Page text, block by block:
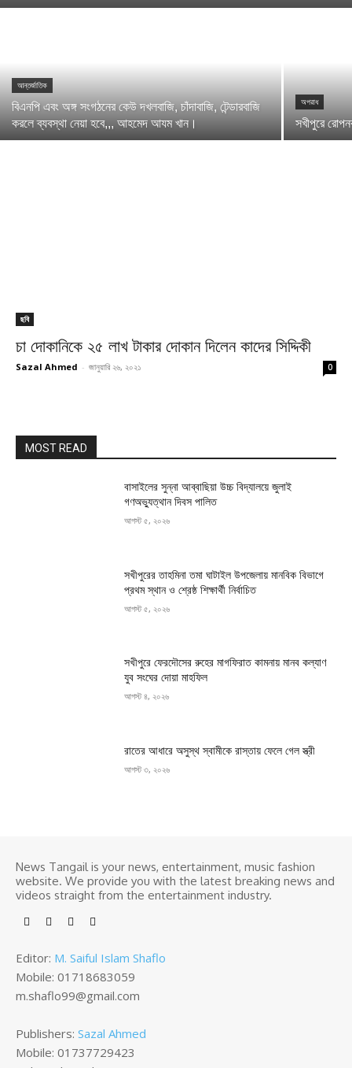
আন্তর্জাতিক
বিএনপি এবং অঙ্গ সংগঠনের কেউ দখলবাজি, চাঁদাবাজি, টেন্ডারবাজি
করলে ব্যবস্থা নেয়া হবে,,, আহমেদ আযম খান।
অপরাধ
সখীপুরে
ছবি
চা দোকানিকে ২৫ লাখ টাকার দোকান দিলেন কাদের সিদ্দিকী
Sazal Ahmed - জানুয়ারি ২৬, ২০২১ 0
MOST READ
বাসাইলের সুন্না আব্বাছিয়া উচ্চ বিদ্যালয়ে জুলাই
গণঅভ্যুত্থান দিবস পালিত
আগস্ট ৫, ২০২৬
সখীপুরের তাহমিনা তমা ঘাটাইল উপজেলায় মানবিক বিভাগে
প্রথম স্থান ও শ্রেষ্ঠ শিক্ষার্থী নির্বাচিত
আগস্ট ৫, ২০২৬
সখীপুরে ফেরদৌসের রুহের মাগফিরাত কামনায় মানব কল্যাণ
যুব সংঘের দোয়া মাহফিল
আগস্ট ৪, ২০২৬
রাতের আধারে অসুস্থ স্বামীকে রাস্তায় ফেলে গেল স্ত্রী
আগস্ট ৩, ২০২৬
News Tangail is your news, entertainment, music fashion
website. We provide you with the latest breaking news and
videos straight from the entertainment industry.
Editor: M. Saiful Islam Shaflo
Mobile: 01718683059
m.shaflo99@gmail.com
Publishers: Sazal Ahmed
Mobile: 01737729423